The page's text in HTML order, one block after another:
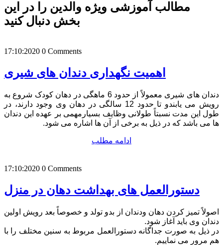
مطالب آموزشی ویژه والدین را در این
بخش دنبال کنید
17:10:2020 0 Comments
اهمیت نگهداری دندان های شیری
دندان های شیری معمولاً از حدود 6 ماهگی در دهان کودک شروع به
رویش می یابندو تا حدود 12 سالگی در دهان وی وجود دارند، در
طول این مدت نسبتاً طولانی وظایف بسیارمهمی بر عهده این دندان
ها می باشد که در ذیل به برخی از آن ها اشاره می شود.
ادامه مطلب
17:10:2020 0 Comments
دستورالعمل های بهداشت دهان در منزل
اصولاً تمیز کردن دهان ودندان از بدو تولد و خصوصاً بعد رویش اولین
دندان وی باید آغاز شود.
در ذیل به صورت جداگانه دستورالعمل مربوط به سنین مختلف را با
هم مرور می نماییم.